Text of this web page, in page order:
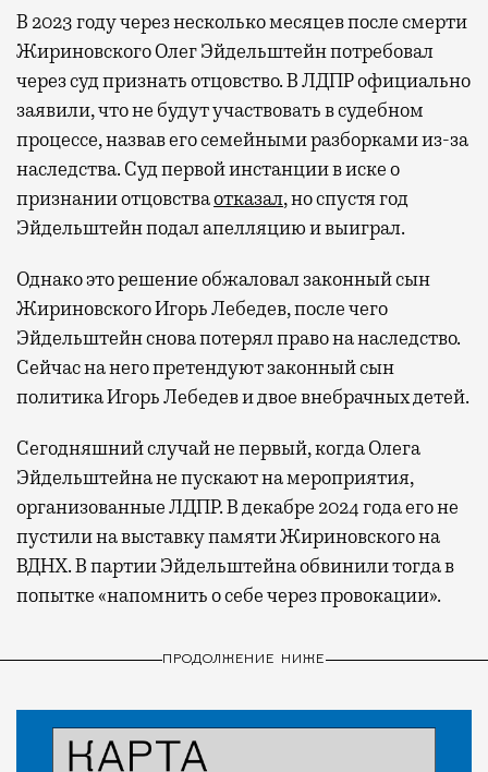
В 2023 году через несколько месяцев после смерти
Жириновского Олег Эйдельштейн потребовал
через суд признать отцовство. В ЛДПР официально
заявили, что не будут участвовать в судебном
процессе, назвав его семейными разборками из-за
наследства. Суд первой инстанции в иске о
признании отцовстваотказал, но спустя год
Эйдельштейн подал апелляцию и выиграл.
Однако это решение обжаловал законный сын
Жириновского Игорь Лебедев, после чего
Эйдельштейн снова потерял право на наследство.
Сейчас на него претендуют законный сын
политика Игорь Лебедев и двое внебрачных детей.
Сегодняшний случай не первый, когда Олега
Эйдельштейна не пускают на мероприятия,
организованные ЛДПР. В декабре 2024 года его не
пустили на выставку памяти Жириновского на
ВДНХ. В партии Эйдельштейна обвинили тогда в
попытке «напомнить о себе через провокации».
ПРОДОЛЖЕНИЕ НИЖЕ